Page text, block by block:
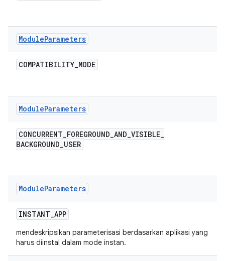
ModuleParameters
COMPATIBILITY_MODE
ModuleParameters
CONCURRENT_FOREGROUND_AND_VISIBLE_
BACKGROUND_USER
ModuleParameters
INSTANT_APP
mendeskripsikan parameterisasi berdasarkan aplikasi yang
harus diinstal dalam mode instan.